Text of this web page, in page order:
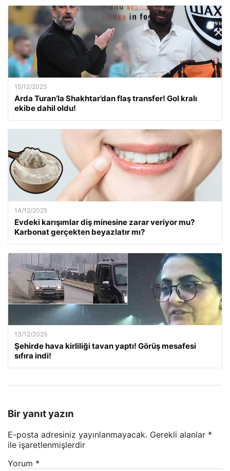
15/12/2025
Arda Turan’la Shakhtar’dan flaş transfer! Gol kralı
ekibe dahil oldu!
14/12/2025
Evdeki karışımlar diş minesine zarar veriyor mu?
Karbonat gerçekten beyazlatır mı?
13/12/2025
Şehirde hava kirliliği tavan yaptı! Görüş mesafesi
sıfıra indi!
Bir yanıt yazın
E-posta adresiniz yayınlanmayacak. Gerekli alanlar *
ile işaretlenmişlerdir
Yorum *